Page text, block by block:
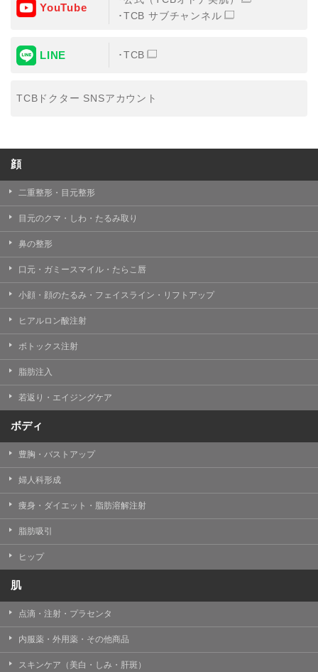
YouTube
TCB サブチャンネル
LINE TCB
TCBドクター SNSアカウント
顔
二重整形・目元整形
目元のクマ・しわ・たるみ取り
鼻の整形
口元・ガミースマイル・たらこ唇
小顔・顔のたるみ・フェイスライン・リフトアップ
ヒアルロン酸注射
ボトックス注射
脂肪注入
若返り・エイジングケア
ボディ
豊胸・バストアップ
婦人科形成
痩身・ダイエット・脂肪溶解注射
脂肪吸引
ヒップ
肌
点滴・注射・プラセンタ
内服薬・外用薬・その他商品
スキンケア（美白・しみ・肝斑）